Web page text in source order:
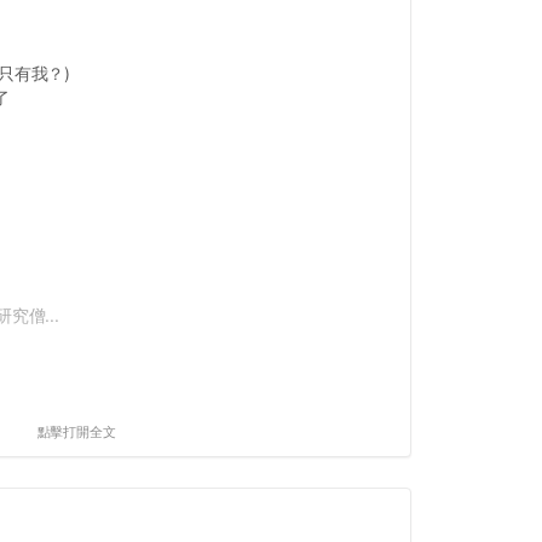
有我？)
究僧...
點擊打開全文